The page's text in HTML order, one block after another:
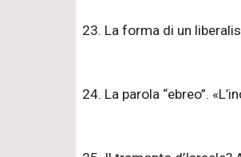
23. La forma di un
24. La parola “ebreo”.